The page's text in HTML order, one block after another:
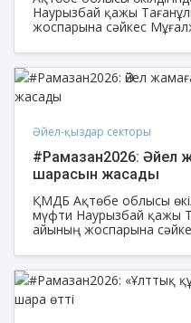
Наурызбай қажы
жоспарына сәйкес
Шадманның
шарасы өтіп, оған
қыздар» секторының
Кенжегүл Кушкарова
Әйел-қыздар секторы
#Рамазан2026: Әйел
шарасын жасады
ҚМДБ Ақтөбе облысы
мүфти Наурызбай қажы
айының жоспарына
мақсатында Ақтөбе
қыздар жамағаты
ұйымдастырды.